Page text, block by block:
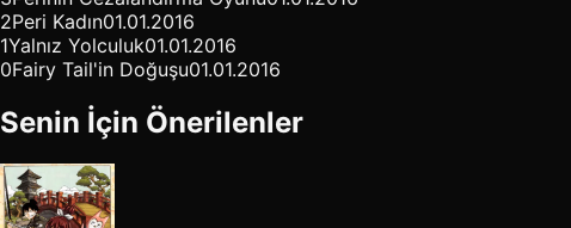
2Peri Kadın01.01.2016
1Yalnız Yolculuk01.01.2016
0Fairy Tail'in Doğuşu01.01.2016
Senin İçin Önerilenler